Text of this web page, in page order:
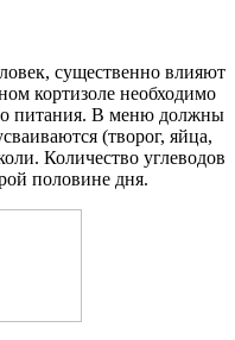
существенно влияют
кортизоле необходимо
питания. В меню должны
(творог, яйца,
Количество углеводов
половине дня.